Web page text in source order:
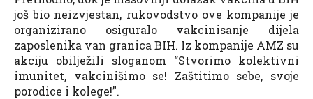
još bio neizvjestan, rukovodstvo ove kompanije je
organizirano osiguralo vakcinisanje dijela
zaposlenika van granica BIH. Iz kompanije AMZ su
akciju obilježili sloganom “Stvorimo kolektivni
imunitet, vakcinišimo se! Zaštitimo sebe, svoje
porodice i kolege!”.